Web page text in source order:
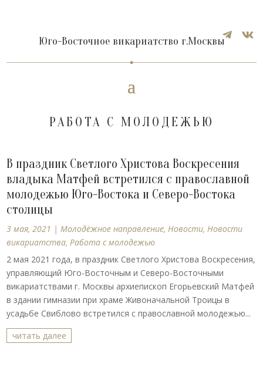
 
Юго-Восточное викариатство г.Москвы
РАБОТА С МОЛОДЕЖЬЮ
В праздник Светлого Христова Воскресения
владыка Матфей встретился с православной
молодежью Юго-Востока и Северо-Востока
столицы
3 мая, 2021 |Молодёжное направление,Новости,Новости
викариатства,Работа с молодежью
2 мая 2021 года, в праздник Светлого Христова Воскресения,
управляющий Юго-Восточным и Северо-Восточными
викариатствами г. Москвы архиепископ Егорьевский Матфей
в здании гимназии при храме Живоначальной Троицы в
усадьбе Свиблово встретился с православной молодежью...
читать далее